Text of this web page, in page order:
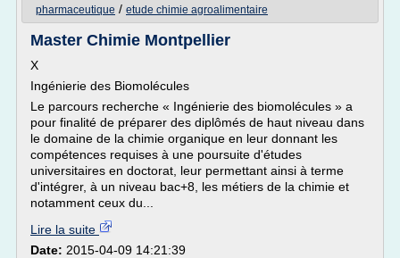
pharmaceutique / etude chimie agroalimentaire
Master Chimie Montpellier
X
Ingénierie des Biomolécules
Le parcours recherche « Ingénierie des biomolécules » a
pour finalité de préparer des diplômés de haut niveau dans
le domaine de la chimie organique en leur donnant les
compétences requises à une poursuite d'études
universitaires en doctorat, leur permettant ainsi à terme
d'intégrer, à un niveau bac+8, les métiers de la chimie et
notamment ceux du...
Lire la suite
Date: 2015-04-09 14:21:39